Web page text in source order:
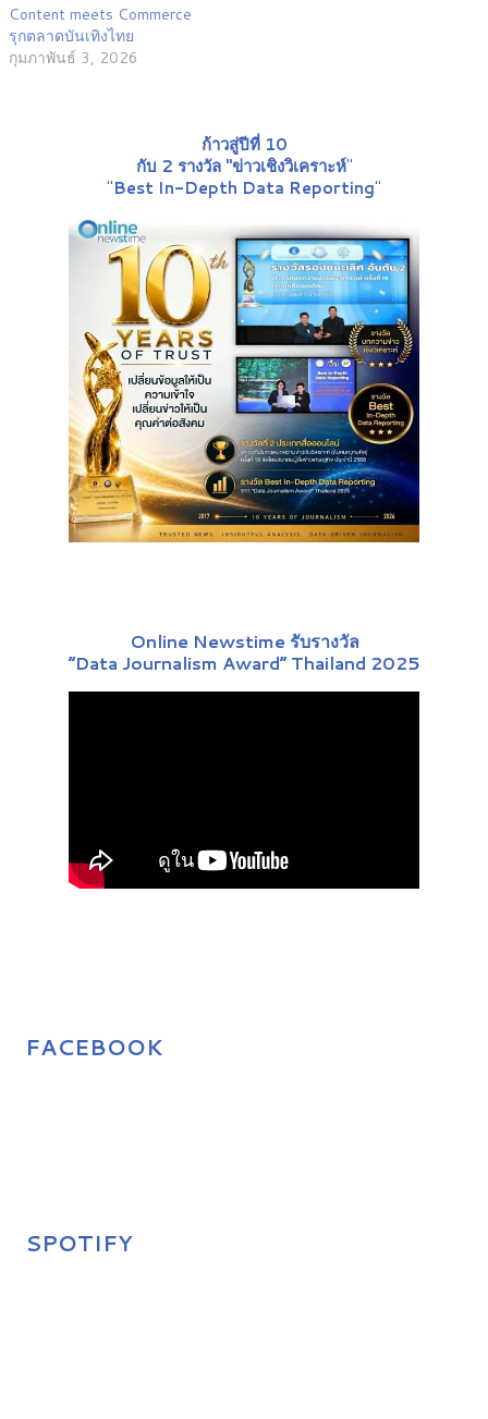
Content meets Commerce
รุกตลาดบันเทิงไทย
กุมภาพันธ์ 3, 2026
ก้าวสู่ปีที่ 10
กับ 2 รางวัล "ข่าวเชิงวิเคราะห์"
"Best In-Depth Data Reporting"
Online Newstime รับรางวัล
“Data Journalism Award” Thailand 2025
FACEBOOK
SPOTIFY